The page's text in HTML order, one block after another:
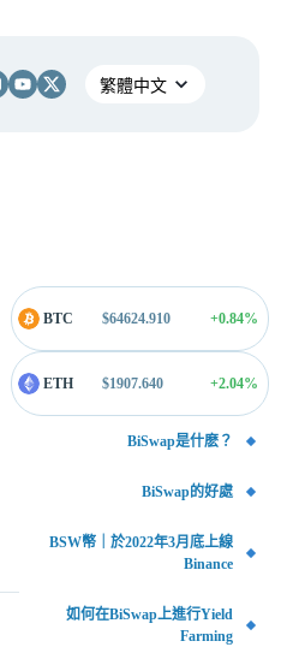
BTC $64624.910 +0.84%
ETH $1907.640 +2.04%
BiSwap是什麽？
BiSwap的好處
BSW幣｜於2022年3月底上線
Binance
如何在BiSwap上進行Yield
Farming